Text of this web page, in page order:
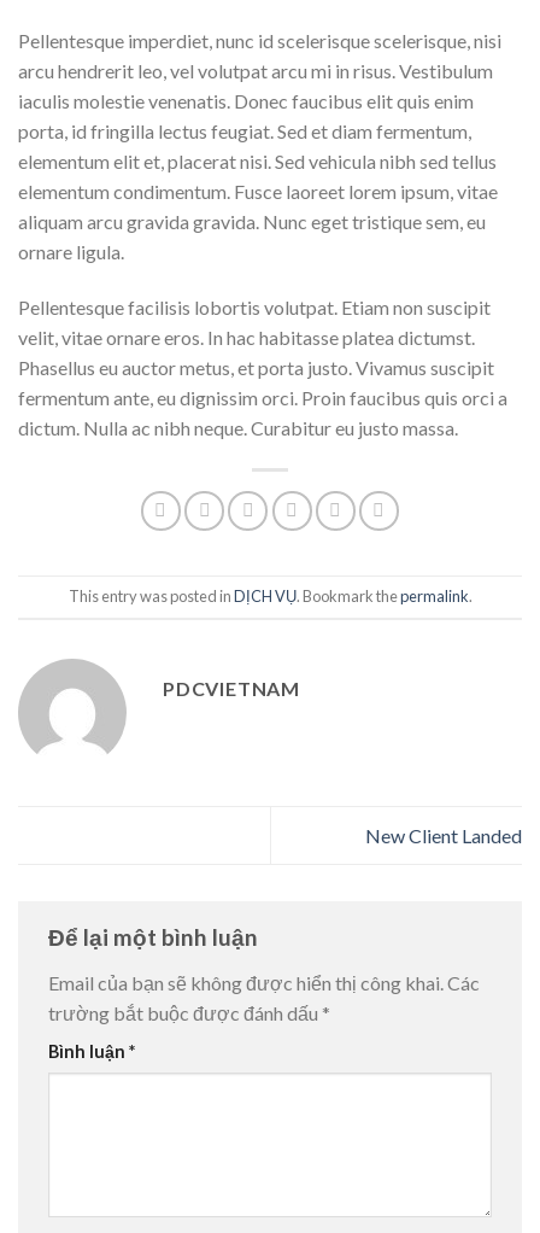
Pellentesque imperdiet, nunc id scelerisque scelerisque, nisi
arcu hendrerit leo, vel volutpat arcu mi in risus. Vestibulum
iaculis molestie venenatis. Donec faucibus elit quis enim
porta, id fringilla lectus feugiat. Sed et diam fermentum,
elementum elit et, placerat nisi. Sed vehicula nibh sed tellus
elementum condimentum. Fusce laoreet lorem ipsum, vitae
aliquam arcu gravida gravida. Nunc eget tristique sem, eu
ornare ligula.
Pellentesque facilisis lobortis volutpat. Etiam non suscipit
velit, vitae ornare eros. In hac habitasse platea dictumst.
Phasellus eu auctor metus, et porta justo. Vivamus suscipit
fermentum ante, eu dignissim orci. Proin faucibus quis orci a
dictum. Nulla ac nibh neque. Curabitur eu justo massa.
This entry was posted inDỊCH VỤ. Bookmark thepermalink.
PDCVIETNAM
New Client Landed
Để lại một bình luận
Email của bạn sẽ không được hiển thị công khai.Các
trường bắt buộc được đánh dấu *
Bình luận *